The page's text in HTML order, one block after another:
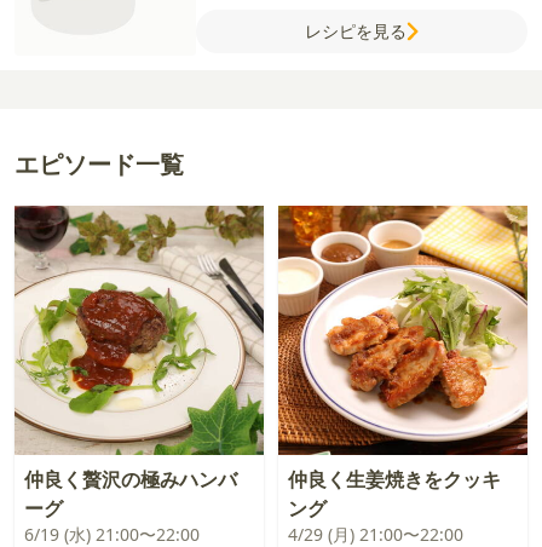
レシピを見る
エピソード一覧
仲良く贅沢の極みハンバ
ーグ
6/19 (水) 21:00〜22:00
仲良く生姜焼きをクッキ
ング
4/29 (月) 21:00〜22:00